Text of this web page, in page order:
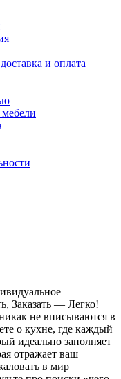
и оплата
Заказать — Легко!
не вписываются в
о кухне, где каждый
идеально заполняет
отражает ваш
в мир